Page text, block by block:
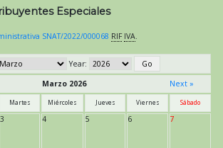
Especiales
SNAT/2022/000068 RIF IVA.
Year:
Marzo 2026 Next »
Martes Miércoles Jueves Viernes Sábado
3 4 5 6 7